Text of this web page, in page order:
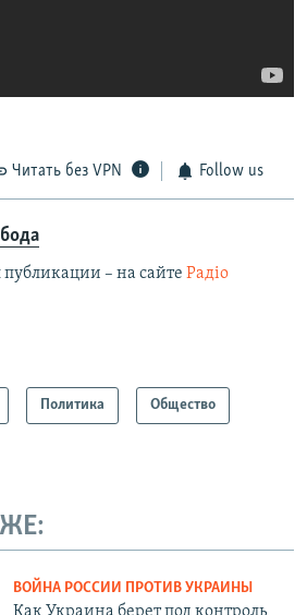
Читать без VPN Follow us
– на сайте Радіо
Политика Общество
ВОЙНА РОССИИ ПРОТИВ УКРАИНЫ